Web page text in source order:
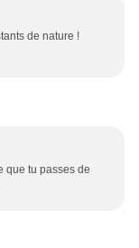
de nature !
que tu passes de